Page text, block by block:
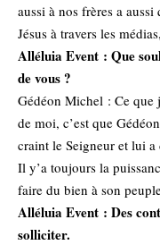
aussi à nos frères a
Jésus à travers les
Alléluia Event : Que
de vous ?
Gédéon Michel : Ce que
de moi, c’est que
craint le Seigneur et lui a
Il y’a toujours la
faire du bien à son
Alléluia Event : Des
solliciter.